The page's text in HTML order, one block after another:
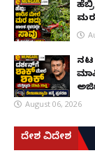
ನಟ
August 06, 2026
ದೇಶ ವಿದೇಶ